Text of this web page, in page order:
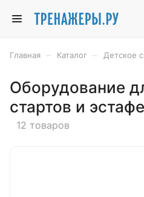
Главная Каталог Детское
Оборудование
стартов и
12 товаров